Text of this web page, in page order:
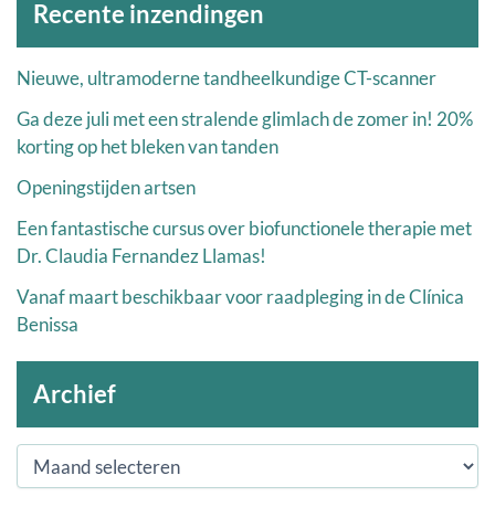
Recente inzendingen
Nieuwe, ultramoderne tandheelkundige CT-scanner
Ga deze juli met een stralende glimlach de zomer in! 20%
korting op het bleken van tanden
Openingstijden artsen
Een fantastische cursus over biofunctionele therapie met
Dr. Claudia Fernandez Llamas!
Vanaf maart beschikbaar voor raadpleging in de Clínica
Benissa
Archief